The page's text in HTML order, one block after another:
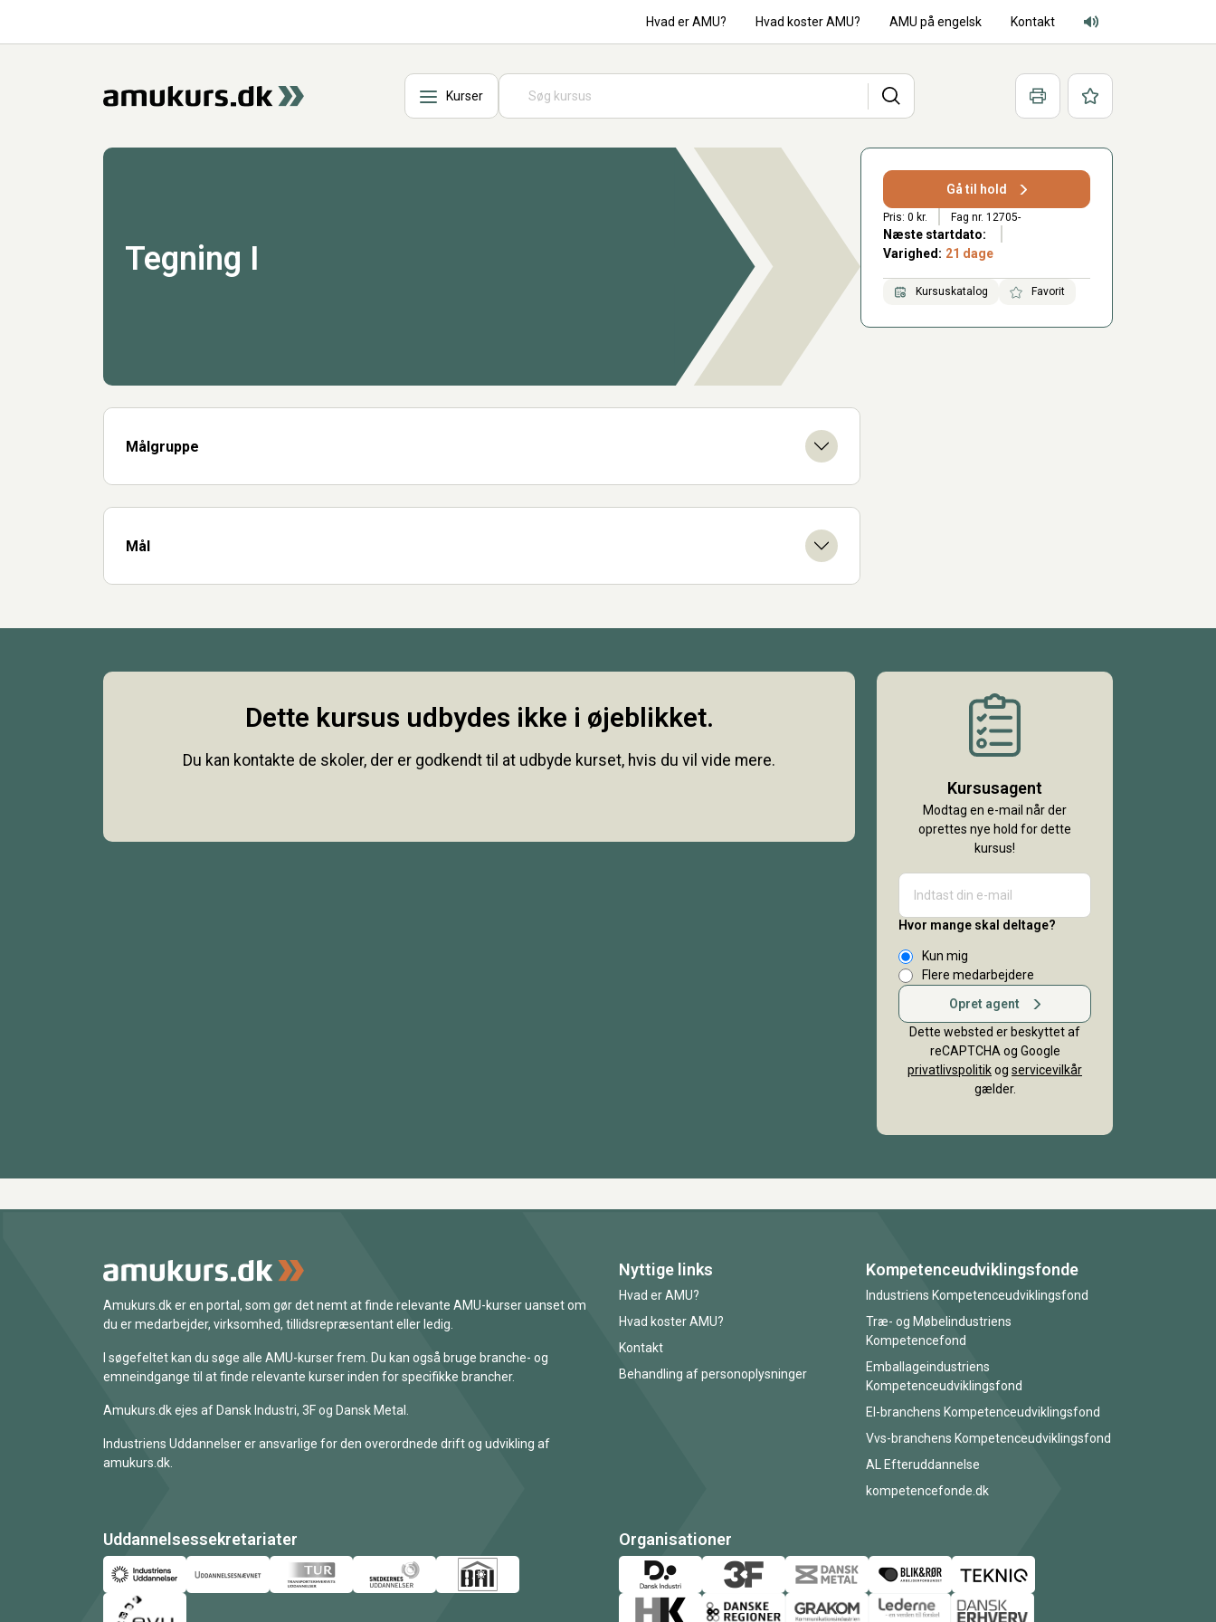
Hvad er AMU? Hvad koster AMU? AMU på engelsk Kontakt
Adgang for alle lyd
Kurser Søg Print Favoritter
Tegning I
Målgruppe
Mål
Gå til hold
Pris: 0 kr. Fag nr. 12705-
Næste startdato:
Varighed: 21 dage
Kursuskatalog Favorit
Dette kursus udbydes ikke i øjeblikket.
Du kan kontakte de skoler, der er godkendt til at udbyde kurset, hvis du vil vide mere.
Kursusagent
Modtag en e-mail når der
oprettes nye hold for dette
kursus!
Hvor mange skal deltage?
Kun mig
Flere medarbejdere
Opret agent
Dette websted er beskyttet af
reCAPTCHA og Google
privatlivspolitikog servicevilkår
gælder.
Amukurs.dk er en portal, som gør det nemt at finde relevante AMU-kurser uanset om
du er medarbejder, virksomhed, tillidsrepræsentant eller ledig.
I søgefeltet kan du søge alle AMU-kurser frem. Du kan også bruge branche- og
emneindgange til at finde relevante kurser inden for specifikke brancher.
Amukurs.dk ejes af Dansk Industri, 3F og Dansk Metal.
Industriens Uddannelser er ansvarlige for den overordnede drift og udvikling af
amukurs.dk.
Nyttige links
Hvad er AMU?
Hvad koster AMU?
Kontakt
Behandling af personoplysninger
Kompetenceudviklingsfonde
Industriens Kompetenceudviklingsfond
Træ- og Møbelindustriens
Kompetencefond
Emballageindustriens
Kompetenceudviklingsfond
El-branchens Kompetenceudviklingsfond
Vvs-branchens Kompetenceudviklingsfond
AL Efteruddannelse
kompetencefonde.dk
Uddannelsessekretariater Organisationer